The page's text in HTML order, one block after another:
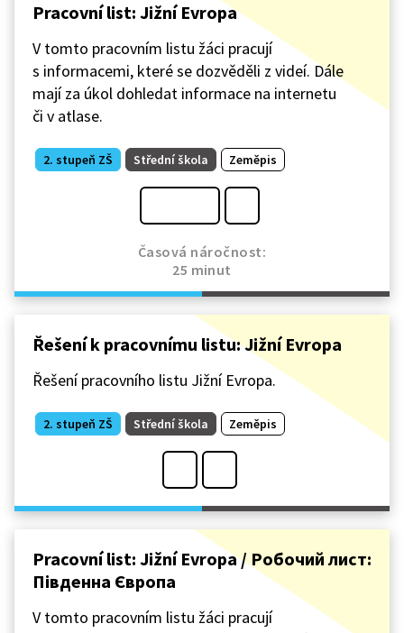
Pracovní list: Jižní Evropa
V tomto pracovním listu žáci pracují
s informacemi, které se dozvěděli z videí. Dále
mají za úkol dohledat informace na internetu
či v atlase.
2. stupeň ZŠ Střední škola Zeměpis
Časová náročnost:
25 minut
Řešení k pracovnímu listu: Jižní Evropa
Řešení pracovního listu Jižní Evropa.
2. stupeň ZŠ Střední škola Zeměpis
Pracovní list: Jižní Evropa / Робочий лист:
Південна Європа
V tomto pracovním listu žáci pracují